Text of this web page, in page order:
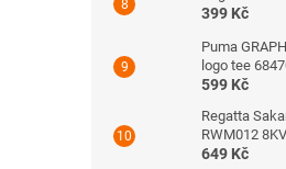
399 Kč
Puma
logo tee
599 Kč
Regatta
RWM012 8KV
649 Kč